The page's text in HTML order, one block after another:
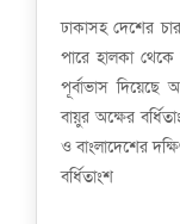
ঢাকাসহ দেশের
পারে হালকা
পূর্বাভাস দিয়েছে
বায়ুর অক্ষের
ও বাংলাদেশের
বর্ধিতাংশ